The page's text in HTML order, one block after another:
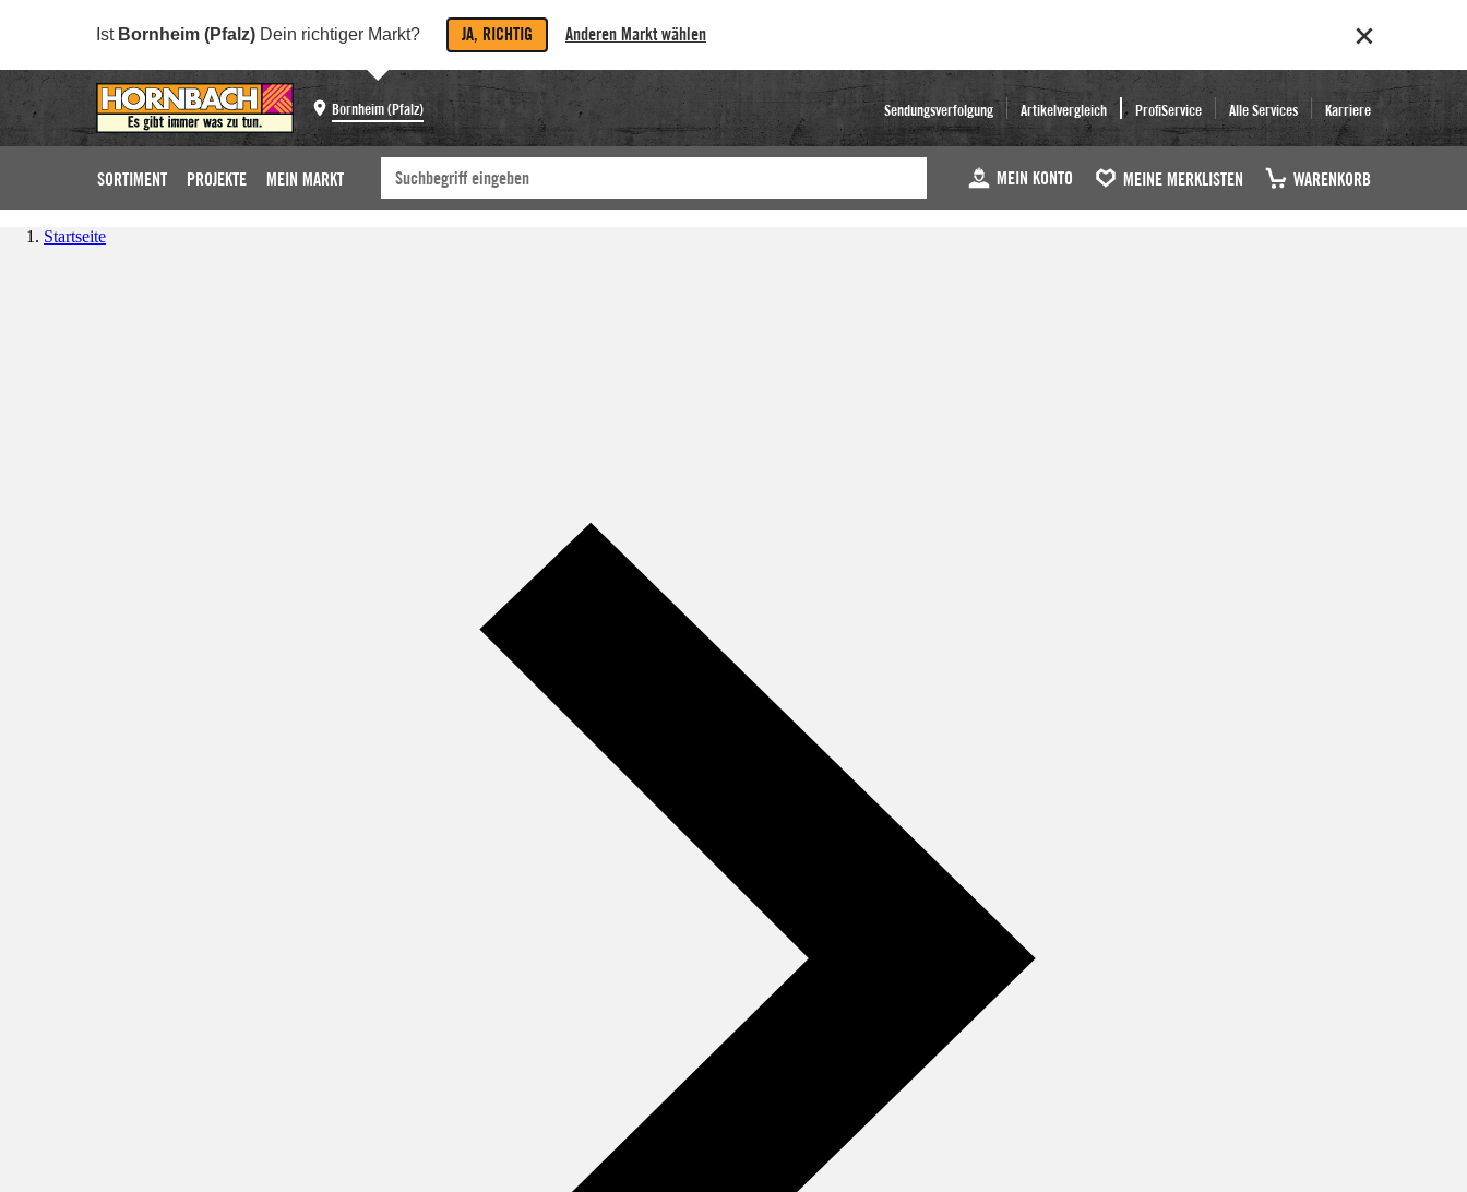
Ist Bornheim (Pfalz) Dein richtiger Markt? JA, RICHTIG Anderen Markt wählen
Bornheim (Pfalz) Sendungsverfolgung Artikelvergleich ProfiService Alle Services Karriere
SORTIMENT PROJEKTE MEIN MARKT MEIN KONTO MEINE MERKLISTEN WARENKORB
Startseite